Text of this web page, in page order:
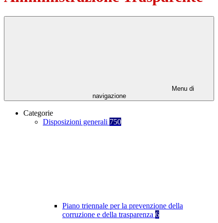
Menu di
navigazione
Categorie
Disposizioni generali 750
Piano triennale per la prevenzione della
corruzione e della trasparenza 6